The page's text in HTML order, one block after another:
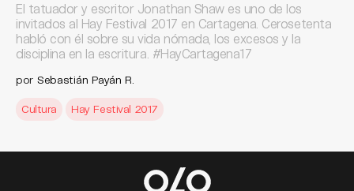
El tatuador y escritor Jonathan Shaw es uno de los
invitados al Hay Festival 2017 en Cartagena. Cerosetenta
habló con él sobre su vida nómada, los excesos y la
disciplina en la escritura. #HayCartagena17
por Sebastián Payán R.
Cultura Hay Festival 2017